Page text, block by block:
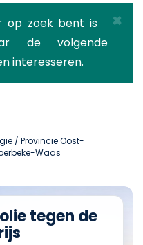
×
op zoek bent is
de volgende
interesseren.
/ Provincie Oost-
Waas
tegen de